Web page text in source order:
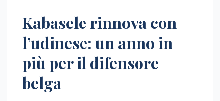
Kabasele rinnova con
l’udinese: un anno in
più per il difensore
belga